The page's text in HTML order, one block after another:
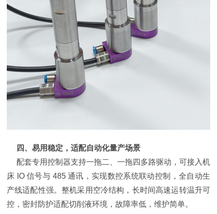
四、易用稳定，适配自动化量产场景
配套专用控制器支持一拖二、一拖四多路驱动，可接入机
床 IO 信号与 485 通讯，实现数控系统联动控制，全自动生
产线适配性强。整机采用空冷结构，长时间高速运转温升可
控，密封防护适配切削液环境，故障率低，维护简单。